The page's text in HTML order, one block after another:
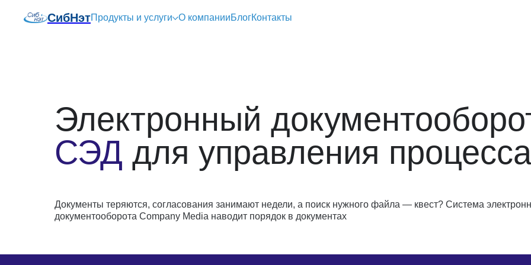
СибНэтПродукты и услуги О компанииБлогКонтакты
Документы теряются, согласования занимают недели, а поиск нужного файла — квест? Система
документооборота Company Media наводит порядок в документах
Электронный
СЭД для управления